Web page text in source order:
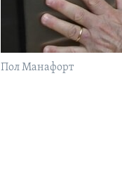
Пол Манафорт